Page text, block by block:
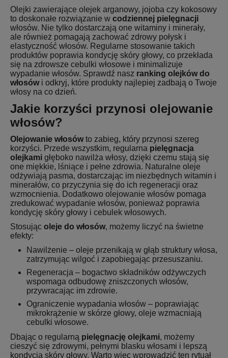
Olejki zawierające olejek arganowy, jojoba czy kokosowy
to doskonałe rozwiązanie w codziennej pielęgnacji
włosów. Nie tylko dostarczają one witaminy i minerały,
ale również pomagają zachować zdrowy połysk i
elastyczność włosów. Regularne stosowanie takich
produktów poprawia kondycję skóry głowy, co przekłada
się na zdrowsze cebulki włosowe i minimalizuje
wypadanie włosów. Sprawdź nasz ranking olejków do
włosówi odkryj, które produkty najlepiej zadbają o Twoje
włosy na co dzień.
Jakie korzyści przynosi olejowanie
włosów?
Olejowanie włosówto zabieg, który przynosi szereg
korzyści. Przede wszystkim, regularna pielęgnacja
olejkami głęboko nawilża włosy, dzięki czemu stają się
one miękkie, lśniące i pełne zdrowia. Naturalne oleje
odżywiają pasma, dostarczając im niezbędnych witamin i
minerałów, co przyczynia się do ich regeneracji oraz
wzmocnienia. Dodatkowo olejowanie włosów pomaga
zredukować wypadanie włosów, ponieważ poprawia
kondycję skóry głowy i cebulek włosowych.
Stosując oleje do włosów, możemy liczyć na świetne
efekty:
Nawilżenie – oleje przenikają w głąb struktury włosa,
zatrzymując wilgoć i zapobiegając przesuszaniu.
Regeneracja – bogactwo składników odżywczych
wspomaga odbudowę zniszczonych włosów,
przywracając im zdrowie.
Ograniczenie wypadania włosów – poprawiając
mikrokrążenie w skórze głowy, oleje wzmacniają
cebulki włosowe.
Dbając o regularną pielęgnację olejkami, możemy
cieszyć się zdrowymi, pełnymi blasku włosami i lepszą
kondycją skóry głowy. Warto więc wprowadzić ten rytuał